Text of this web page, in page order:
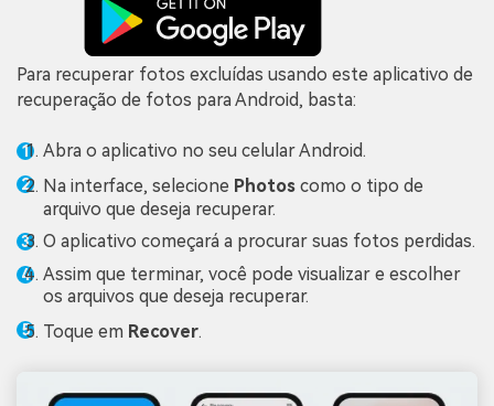
Para recuperar fotos excluídas usando este aplicativo de
recuperação de fotos para Android, basta:
Abra o aplicativo no seu celular Android.
Na interface, selecione Photos como o tipo de
arquivo que deseja recuperar.
O aplicativo começará a procurar suas fotos perdidas.
Assim que terminar, você pode visualizar e escolher
os arquivos que deseja recuperar.
Toque em Recover.